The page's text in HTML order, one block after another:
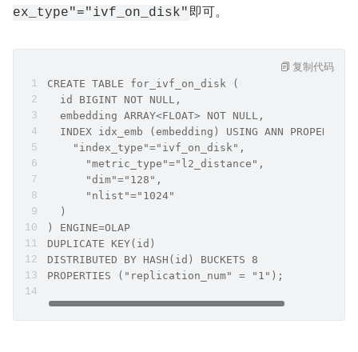
ex_type"="ivf_on_disk" 即可。
CREATE TABLE for_ivf_on_disk (
  id BIGINT NOT NULL,
  embedding ARRAY<FLOAT> NOT NULL,
INDEX idx_emb (embedding) USING ANN PROPERTIES
    "index_type"="ivf_on_disk",
      "metric_type"="l2_distance",
      "dim"="128",
      "nlist"="1024"
  )
) ENGINE=OLAP
DUPLICATE KEY(id)
DISTRIBUTED BY HASH(id) BUCKETS 8
PROPERTIES ("replication_num" = "1");
复制代码